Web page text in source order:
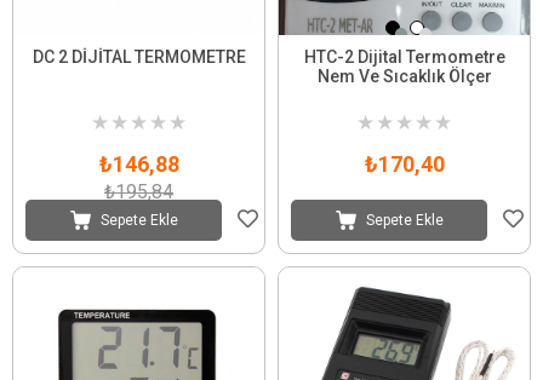
DC 2 DİJİTAL TERMOMETRE
★ ★ ★ ★ ★
₺146,88
₺195,84
Sepete Ekle
HTC-2 Dijital Termometre
Nem Ve Sıcaklık Ölçer
★ ★ ★ ★ ★
₺170,40
Sepete Ekle